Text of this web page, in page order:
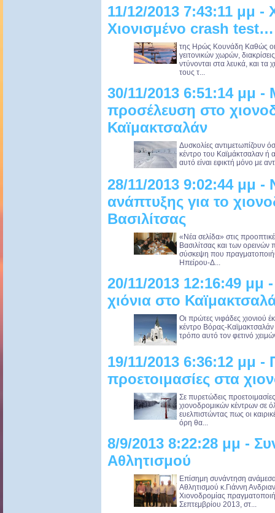
11/12/2013 7:43:11 μμ -
Χιονισμένο crash test…
της Ηρώς Κουνάδη Καθώς
γειτονικών χωρών,
ντύνονται στα λευκά, και τα
τους τ...
30/11/2013 6:51:14 μμ -
προσέλευση στο
Καϊμακτσαλάν
Δυσκολίες αντιμετωπίζουν
κέντρο του Καϊμάκτσαλαν
αυτό είναι εφικτή μόνο με
28/11/2013 9:02:44 μμ -
ανάπτυξης για το
Βασιλίτσας
«Νέα σελίδα» στις
Βασιλίτσας και των
σύσκεψη που
Ηπείρου-Δ...
20/11/2013 12:16:49
χιόνια στο
Οι πρώτες νιφάδες χιονιού
κέντρο Βόρας-
τρόπο αυτό τον φετινό
19/11/2013 6:36:12 μμ -
προετοιμασίες στα
Σε πυρετώδεις
χιονοδρομικών κέντρων σε
ευελπιστώντας πως οι
όρη θα...
8/9/2013 8:22:28 μμ -
Αθλητισμού
Επίσημη συνάντηση
Αθλητισμού κ.Γιάννη
Χιονοδρομίας
Σεπτεμβρίου 2013, στ...